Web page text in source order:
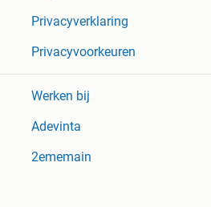
Privacyverklaring
Privacyvoorkeuren
Werken bij
Adevinta
2ememain